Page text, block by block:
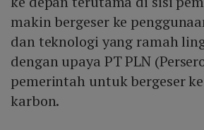
makin bergeser ke
dan teknologi yang ramah
dengan upaya PT PLN
pemerintah untuk bergeser
karbon.